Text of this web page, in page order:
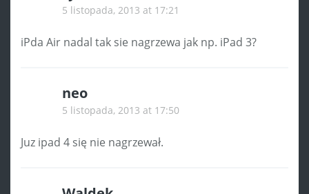
5 listopada, 2013 at 17:21
iPda Air nadal tak sie nagrzewa jak np. iPad 3?
neo
5 listopada, 2013 at 17:50
Juz ipad 4 się nie nagrzewał.